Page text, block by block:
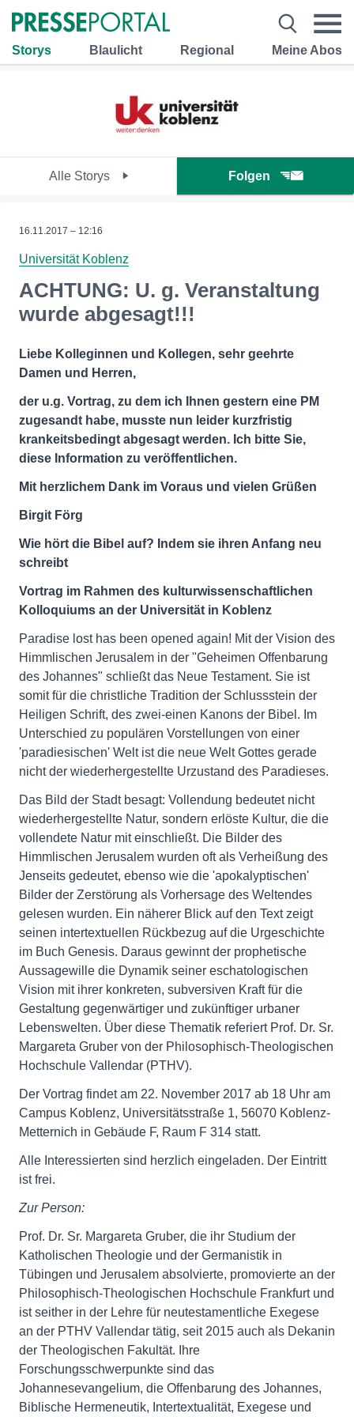
Storys Blaulicht Regional Meine Abos
Alle Storys Folgen
16.11.2017 – 12:16
Universität Koblenz
ACHTUNG: U. g. Veranstaltung
wurde abgesagt!!!
Liebe Kolleginnen und Kollegen, sehr geehrte
Damen und Herren,
der u.g. Vortrag, zu dem ich Ihnen gestern eine PM
zugesandt habe, musste nun leider kurzfristig
krankeitsbedingt abgesagt werden. Ich bitte Sie,
diese Information zu veröffentlichen.
Mit herzlichem Dank im Voraus und vielen Grüßen
Birgit Förg
Wie hört die Bibel auf? Indem sie ihren Anfang neu
schreibt
Vortrag im Rahmen des kulturwissenschaftlichen
Kolloquiums an der Universität in Koblenz
Paradise lost has been opened again! Mit der Vision des
Himmlischen Jerusalem in der "Geheimen Offenbarung
des Johannes" schließt das Neue Testament. Sie ist
somit für die christliche Tradition der Schlussstein der
Heiligen Schrift, des zwei-einen Kanons der Bibel. Im
Unterschied zu populären Vorstellungen von einer
'paradiesischen' Welt ist die neue Welt Gottes gerade
nicht der wiederhergestellte Urzustand des Paradieses.
Das Bild der Stadt besagt: Vollendung bedeutet nicht
wiederhergestellte Natur, sondern erlöste Kultur, die die
vollendete Natur mit einschließt. Die Bilder des
Himmlischen Jerusalem wurden oft als Verheißung des
Jenseits gedeutet, ebenso wie die 'apokalyptischen'
Bilder der Zerstörung als Vorhersage des Weltendes
gelesen wurden. Ein näherer Blick auf den Text zeigt
seinen intertextuellen Rückbezug auf die Urgeschichte
im Buch Genesis. Daraus gewinnt der prophetische
Aussagewille die Dynamik seiner eschatologischen
Vision mit ihrer konkreten, subversiven Kraft für die
Gestaltung gegenwärtiger und zukünftiger urbaner
Lebenswelten. Über diese Thematik referiert Prof. Dr. Sr.
Margareta Gruber von der Philosophisch-Theologischen
Hochschule Vallendar (PTHV).
Der Vortrag findet am 22. November 2017 ab 18 Uhr am
Campus Koblenz, Universitätsstraße 1, 56070 Koblenz-
Metternich in Gebäude F, Raum F 314 statt.
Alle Interessierten sind herzlich eingeladen. Der Eintritt
ist frei.
Zur Person:
Prof. Dr. Sr. Margareta Gruber, die ihr Studium der
Katholischen Theologie und der Germanistik in
Tübingen und Jerusalem absolvierte, promovierte an der
Philosophisch-Theologischen Hochschule Frankfurt und
ist seither in der Lehre für neutestamentliche Exegese
an der PTHV Vallendar tätig, seit 2015 auch als Dekanin
der Theologischen Fakultät. Ihre
Forschungsschwerpunkte sind das
Johannesevangelium, die Offenbarung des Johannes,
Biblische Hermeneutik, Intertextualität, Exegese und